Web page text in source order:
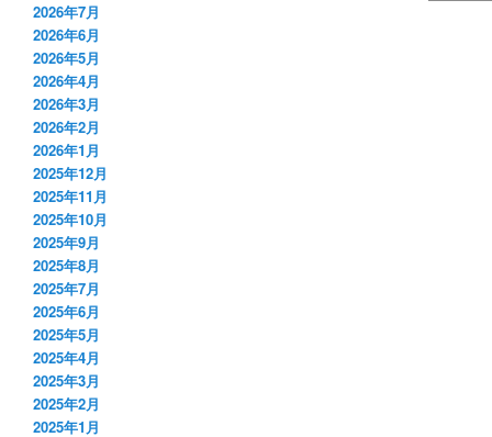
2026年7月
2026年6月
2026年5月
2026年4月
2026年3月
2026年2月
2026年1月
2025年12月
2025年11月
2025年10月
2025年9月
2025年8月
2025年7月
2025年6月
2025年5月
2025年4月
2025年3月
2025年2月
2025年1月